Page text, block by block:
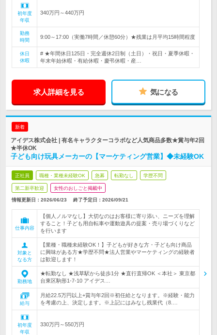
初年度
年収
340万円～440万円
勤務
時間
9:00～17:00（実働7時間／休憩60分）★残業は月平均15時間程度
休日
休暇
# ★年間休日125日・完全週休2日制（土日）・祝日・夏季休暇・
年末年始休暇・有給休暇・慶弔休暇・産…
求人詳細を見る 気になる
新着
アイデス株式会社 | 有名キャラクターコラボなど人気商品多数★賞与年2回
★半休OK
子ども向け玩具メーカーの【マーケティング営業】◆未経験OK
正社員 職種・業種未経験OK 急募 転勤なし 学歴不問
第二新卒歓迎 女性のおしごと掲載中
情報更新日：2026/06/23 終了予定日： 2026/09/21
仕事内容
【個人ノルマなし】大切なのはお客様に寄り添い、ニーズを理解
すること！子ども用自転車や運動遊具の提案・売り場づくりなど
を行います
対象と
なる方
【業種・職種未経験OK！】子どもが好きな方・子ども向け商品
に興味がある方★学歴不問★法人営業やマーケティングの経験者
は歓迎します！
勤務地
★転勤なし ★浅草駅から徒歩1分 ★直行直帰OK ＜本社＞ 東京都
台東区駒形1-7-10 アイデス…
給与
月給22.5万円以上+賞与年2回※初任給となります。※経験・能力
を考慮の上、決定します。※上記にはみなし残業代（8.…
初年度
年収
330万円～550万円